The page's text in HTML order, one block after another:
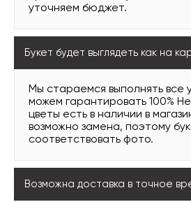
уточняем бюджет.
Букет будет выглядеть как на
Мы стараемся выполнять все
можем гарантировать 100%
цветы есть в наличии в
возможно замена, поэтому
соответствовать фото.
Возможна доставка в точное